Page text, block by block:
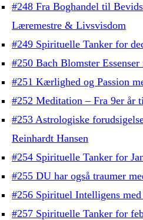
#248 Fra Boghandel til
Læremestre & Livsvisdom
#249 Spirituelle Tanker for
#250 Bach Blomster
#251 Kærlighed og Passion
#252 Meditation – Fra 9er år
#253 Astrologiske
Reinhardt Hansen
#254 Spirituelle Tanker for
#255 DU har også traumer
#256 Spirituel Intelligens
#257 Spirituelle Tanker for